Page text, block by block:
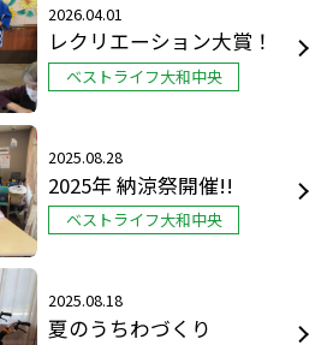
2026.04.01
レクリエーション大賞！
ベストライフ大和中央
2025.08.28
2025年 納涼祭開催!!
ベストライフ大和中央
2025.08.18
夏のうちわづくり